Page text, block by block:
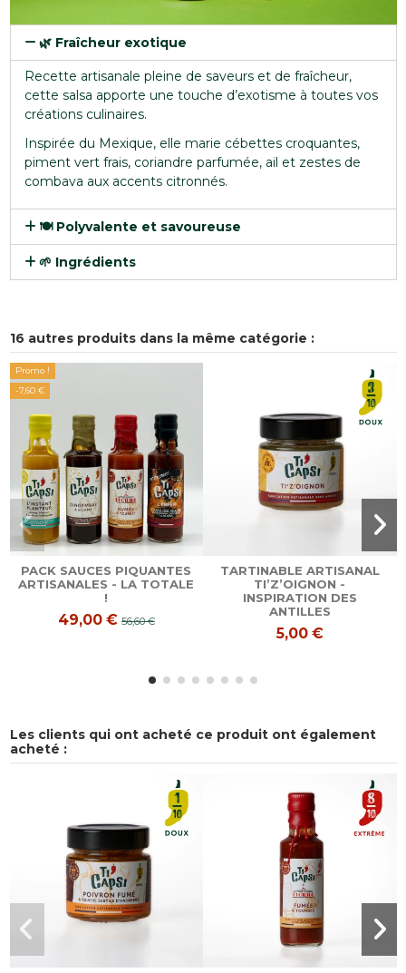
🌿 Fraîcheur exotique
Recette artisanale pleine de saveurs et de fraîcheur,
cette salsa apporte une touche d’exotisme à toutes vos
créations culinaires.
Inspirée du Mexique, elle marie cébettes croquantes,
piment vert frais, coriandre parfumée, ail et zestes de
combava aux accents citronnés.
🍽 Polyvalente et savoureuse
🌱 Ingrédients
16 autres produits dans la même catégorie :
Promo !
-7,60 €
PACK SAUCES PIQUANTES
ARTISANALES - LA TOTALE
!
49,00 € 56,60 €
TARTINABLE ARTISANAL
TI’Z’OIGNON -
INSPIRATION DES
ANTILLES
5,00 €
Les clients qui ont acheté ce produit ont également
acheté :